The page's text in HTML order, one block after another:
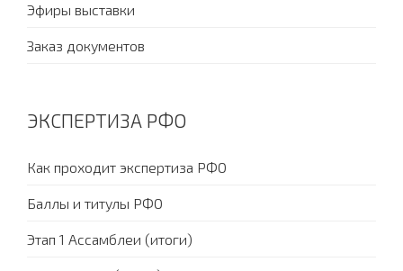
Эфиры выставки
Заказ документов
ЭКСПЕРТИЗА РФО
Как проходит экспертиза РФО
Баллы и титулы РФО
Этап 1 Ассамблеи (итоги)